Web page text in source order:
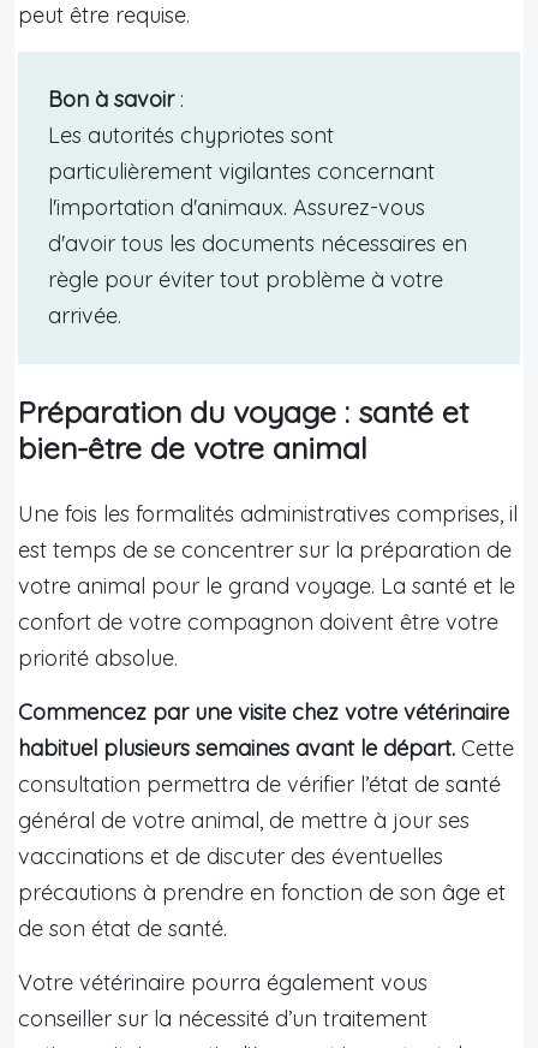
peut être requise.
Bon à savoir:
Les autorités chypriotes sont
particulièrement vigilantes concernant
l'importation d'animaux. Assurez-vous
d'avoir tous les documents nécessaires en
règle pour éviter tout problème à votre
arrivée.
Préparation du voyage : santé et
bien-être de votre animal
Une fois les formalités administratives comprises, il
est temps de se concentrer sur la préparation de
votre animal pour le grand voyage. La santé et le
confort de votre compagnon doivent être votre
priorité absolue.
Commencez par une visite chez votre vétérinaire
habituel plusieurs semaines avant le départ. Cette
consultation permettra de vérifier l’état de santé
général de votre animal, de mettre à jour ses
vaccinations et de discuter des éventuelles
précautions à prendre en fonction de son âge et
de son état de santé.
Votre vétérinaire pourra également vous
conseiller sur la nécessité d’un traitement